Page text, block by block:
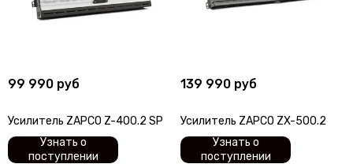
99 990 руб
Усилитель ZAPCO Z-400.2 SP
Узнать о
поступлении
139 990 руб
Усилитель ZAPCO ZX-500.2
Узнать о
поступлении